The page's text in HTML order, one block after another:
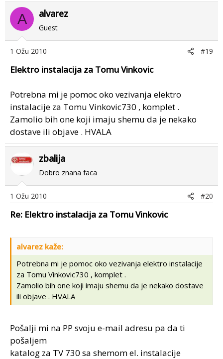
A alvarez
Guest
1 Ožu 2010 #19
Elektro instalacija za Tomu Vinkovic
Potrebna mi je pomoc oko vezivanja elektro
instalacije za Tomu Vinkovic730 , komplet .
Zamolio bih one koji imaju shemu da je nekako
dostave ili objave . HVALA
zbalija
Dobro znana faca
1 Ožu 2010 #20
Re: Elektro instalacija za Tomu Vinkovic
alvarez kaže:
Potrebna mi je pomoc oko vezivanja elektro instalacije
za Tomu Vinkovic730 , komplet .
Zamolio bih one koji imaju shemu da je nekako dostave
ili objave . HVALA
Pošalji mi na PP svoju e-mail adresu pa da ti
pošaljem
katalog za TV 730 sa shemom el. instalacije